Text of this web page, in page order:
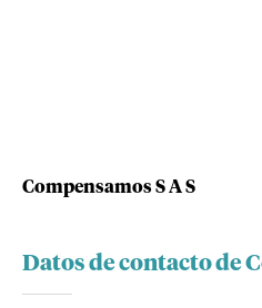
Compensamos S A S
Datos de contacto de